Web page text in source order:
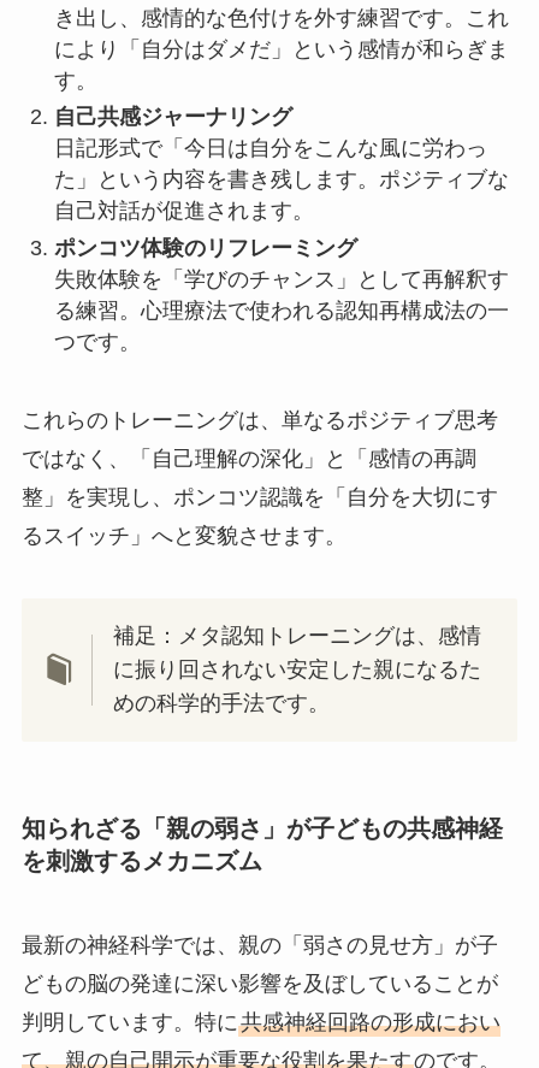
き出し、感情的な色付けを外す練習です。これ
により「自分はダメだ」という感情が和らぎま
す。
自己共感ジャーナリング
日記形式で「今日は自分をこんな風に労わっ
た」という内容を書き残します。ポジティブな
自己対話が促進されます。
ポンコツ体験のリフレーミング
失敗体験を「学びのチャンス」として再解釈す
る練習。心理療法で使われる認知再構成法の一
つです。
これらのトレーニングは、単なるポジティブ思考
ではなく、「自己理解の深化」と「感情の再調
整」を実現し、ポンコツ認識を「自分を大切にす
るスイッチ」へと変貌させます。
補足：メタ認知トレーニングは、感情
に振り回されない安定した親になるた
めの科学的手法です。
知られざる「親の弱さ」が子どもの共感神経
を刺激するメカニズム
最新の神経科学では、親の「弱さの見せ方」が子
どもの脳の発達に深い影響を及ぼしていることが
判明しています。特に共感神経回路の形成におい
て、親の自己開示が重要な役割を果たすのです。